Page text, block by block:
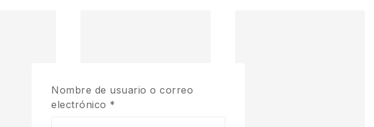
Nombre de usuario o correo
electrónico *